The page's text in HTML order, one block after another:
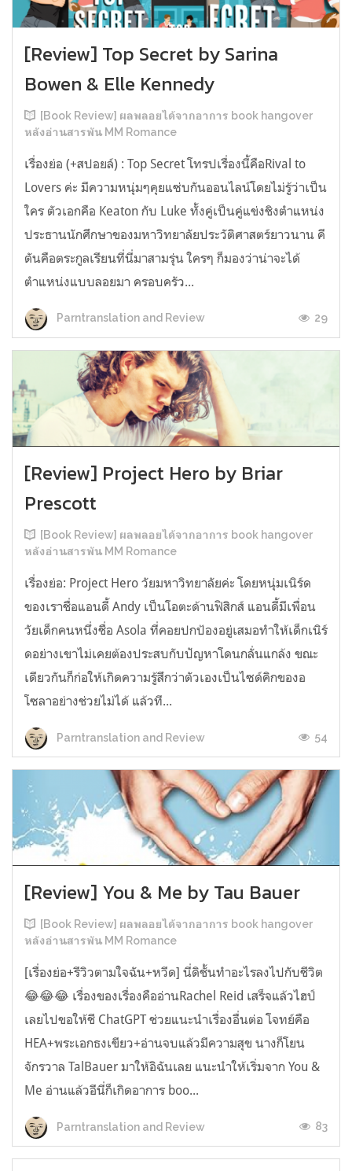
[Review] Top Secret by Sarina
Bowen & Elle Kennedy
[Book Review] ผลพลอยได้จากอาการ book hangover
หลังอ่านสารพัน MM Romance
เรื่องย่อ (+สปอยล์) : Top Secret โทรปเรื่องนี้คือRival to
Lovers ค่ะ มีความหนุ่มๆคุยแซ่บกันออนไลน์โดยไม่รู้ว่าเป็น
ใคร ตัวเอกคือ Keaton กับ Luke ทั้งคู่เป็นคู่แข่งชิงตำแหน่ง
ประธานนักศึกษาของมหาวิทยาลัยประวัติศาสตร์ยาวนาน คี
ตันคือตระกูลเรียนที่นี่มาสามรุ่น ใครๆ ก็มองว่าน่าจะได้
ตำแหน่งแบบลอยมา ครอบครัว...
Parntranslation and Review 29
[Review] Project Hero by Briar
Prescott
[Book Review] ผลพลอยได้จากอาการ book hangover
หลังอ่านสารพัน MM Romance
เรื่องย่อ: Project Hero วัยมหาวิทยาลัยค่ะ โดยหนุ่มเนิร์ด
ของเราชื่อแอนดี้ Andy เป็นโอตะด้านฟิสิกส์ แอนดี้มีเพื่อน
วัยเด็กคนหนึ่งชื่อ Asola ที่คอยปกป้องอยู่เสมอทำให้เด็กเนิร์
ดอย่างเขาไม่เคยต้องประสบกับปัญหาโดนกลั่นแกล้ง ขณะ
เดียวกันก็ก่อให้เกิดความรู้สึกว่าตัวเองเป็นไซด์คิกของอ
โซลาอย่างช่วยไม่ได้ แล้วที...
Parntranslation and Review 54
[Review] You & Me by Tau Bauer
[Book Review] ผลพลอยได้จากอาการ book hangover
หลังอ่านสารพัน MM Romance
[เรื่องย่อ+รีวิวตามใจฉัน+หวีด] นี่ดิชั้นทำอะไรลงไปกับชีวิต
😂😂😂 เรื่องของเรื่องคืออ่านRachel Reid เสร็จแล้วไฮป์
เลยไปขอให้ชี ChatGPT ช่วยแนะนำเรื่องอื่นต่อ โจทย์คือ
HEA+พระเอกธงเขียว+อ่านจบแล้วมีความสุข นางก็โยน
จักรวาล TalBauer มาให้อิฉันเลย แนะนำให้เริ่มจาก You &
Me อ่านแล้วอีนี่ก็เกิดอาการ boo...
Parntranslation and Review 83